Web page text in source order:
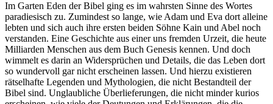
Im Garten Eden der Bibel ging es im wahrsten Sinne des Wortes
paradiesisch zu. Zumindest so lange, wie Adam und Eva dort alleine
lebten und sich auch ihre ersten beiden Söhne Kain und Abel noch
verstanden. Eine Geschichte aus einer uns fremden Urzeit, die heute
Milliarden Menschen aus dem Buch Genesis kennen. Und doch
wimmelt es darin an Widersprüchen und Details, die das Leben dort
so wundervoll gar nicht erscheinen lassen. Und hierzu existieren
rätselhafte Legenden und Mythologien, die nicht Bestandteil der
Bibel sind. Unglaubliche Überlieferungen, die nicht minder kurios